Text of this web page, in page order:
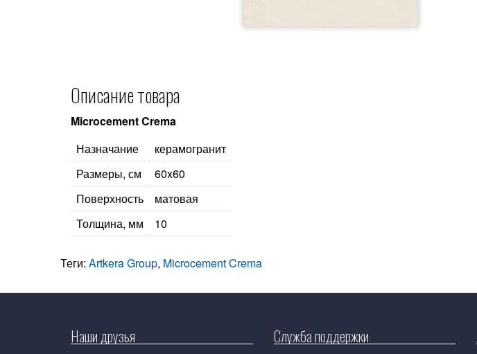
Описание товара
Microcement Crema
Назначание
керамогранит
Размеры, см
60x60
Поверхность
матовая
Толщина, мм
10
Теги: Artkera Group, Microcement Crema
Наши друзья Служба поддержки